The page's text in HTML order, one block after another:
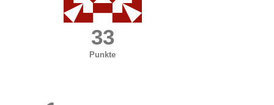
33
Punkte